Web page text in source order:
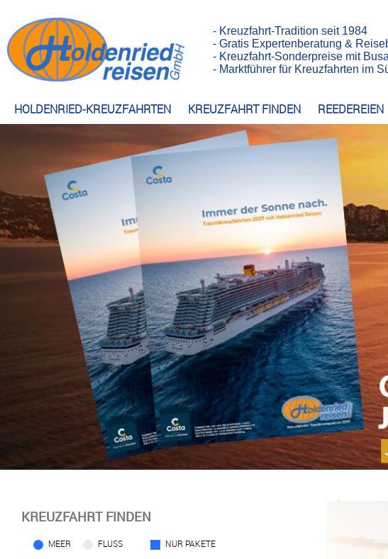
HOLDENRIED-KREUZFAHRTEN KREUZFAHRT FINDEN REEDEREIEN
- Kreuzfahrt-Tradition seit 1984
- Gratis Expertenberatung &
- Kreuzfahrt-Sonderpreise mit
- Marktführer für Kreuzfahrten im
KREUZFAHRT FINDEN
MEER FLUSS NUR PAKETE